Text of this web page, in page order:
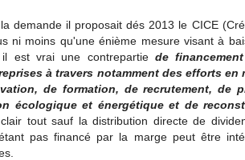
demande il proposait dés 2013 le CICE
ni moins qu'une énième mesure visant à
il est vrai une contrepartiede
à travers notamment des efforts en
de formation, de recrutement, de
écologique et énergétique et de
tout sauf la distribution directe de
pas financé par la marge peut être